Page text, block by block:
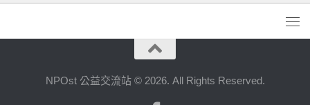
NPOst 公益交流站 © 2026. All Rights Reserved.